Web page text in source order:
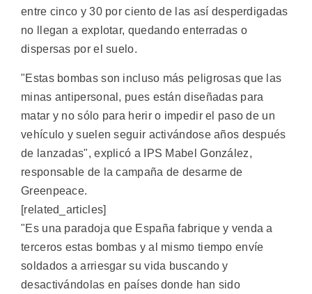
entre cinco y 30 por ciento de las así desperdigadas
no llegan a explotar, quedando enterradas o
dispersas por el suelo.
"Estas bombas son incluso más peligrosas que las
minas antipersonal, pues están diseñadas para
matar y no sólo para herir o impedir el paso de un
vehículo y suelen seguir activándose años después
de lanzadas", explicó a IPS Mabel González,
responsable de la campaña de desarme de
Greenpeace.
[related_articles]
"Es una paradoja que España fabrique y venda a
terceros estas bombas y al mismo tiempo envíe
soldados a arriesgar su vida buscando y
desactivándolas en países donde han sido